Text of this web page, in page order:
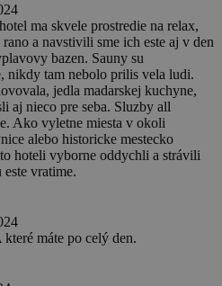
ma skvele prostredie na relax,
a navstivili sme ich este aj v den
bazen. Sauny su
nikdy tam nebolo prilis vela ludi.
jedla madarskej kuchyne,
aj nieco pre seba. Sluzby all
Ako vyletne miesta v okoli
alebo historicke mestecko
hoteli vyborne oddychli a strávili
vratime.
máte po celý den.